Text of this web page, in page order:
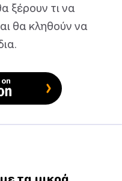
ξέρουν τι να
θα κληθούν να